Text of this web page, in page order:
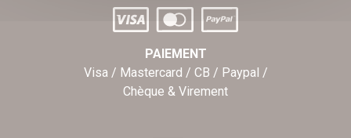
PAIEMENT
Visa / Mastercard / CB / Paypal /
Chèque & Virement